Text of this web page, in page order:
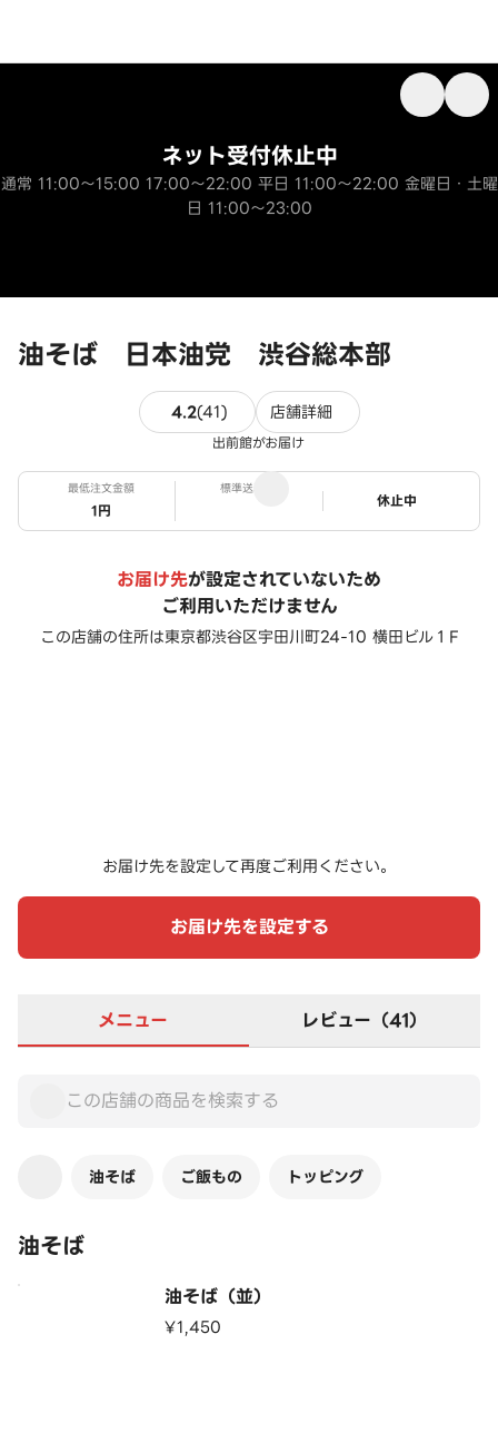
油そば 日本油党 渋谷総本部
ネット受付休止中
通常 11:00～15:00 17:00～22:00 平日 11:00～22:00 金曜日・土曜
日 11:00～23:00
4.2(41)41件のレビュー
店舗詳細
出前館がお届け
最低注文金額
1円
標準送料
ステータス
休止中
お届け先が設定されていないため
ご利用いただけません
この店舗の住所は東京都渋谷区宇田川町24-10 横田ビル１F
お届け先を設定して再度ご利用ください。
お届け先を設定する
メニュー レビュー（41）
油そば ご飯もの トッピング
油そば
油そば（並）
¥1,450